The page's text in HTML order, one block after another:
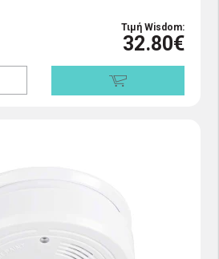
Τιμή Wisdom:
32.80€